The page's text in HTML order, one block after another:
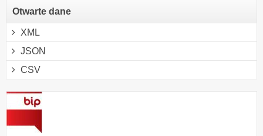
Otwarte dane
XML
JSON
CSV